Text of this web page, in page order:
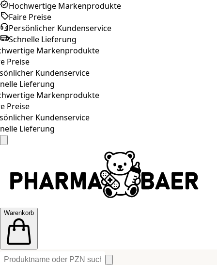
Hochwertige Markenprodukte
Faire Preise
Persönlicher Kundenservice
Schnelle Lieferung
Markenprodukte
Preise
Kundenservice
Lieferung
Markenprodukte
Preise
Kundenservice
Lieferung
Warenkorb